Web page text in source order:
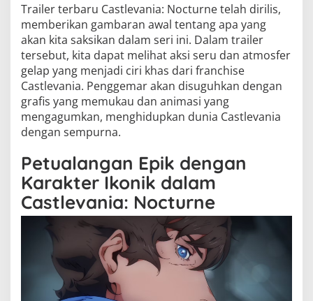
Trailer terbaru Castlevania: Nocturne telah dirilis,
memberikan gambaran awal tentang apa yang
akan kita saksikan dalam seri ini. Dalam trailer
tersebut, kita dapat melihat aksi seru dan atmosfer
gelap yang menjadi ciri khas dari franchise
Castlevania. Penggemar akan disuguhkan dengan
grafis yang memukau dan animasi yang
mengagumkan, menghidupkan dunia Castlevania
dengan sempurna.
Petualangan Epik dengan
Karakter Ikonik dalam
Castlevania: Nocturne